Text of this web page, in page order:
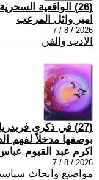
(26) الواقعية السحرية حين نحللها رياضيا
امير وائل المرعب
2026 / 8 / 7
الادب والفن
(27) في ذكرى
بوصفها مدخلاً لفهم
اكرم عبد القيوم
2026 / 8 / 7
مواضيع وابحاث